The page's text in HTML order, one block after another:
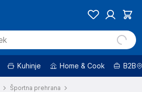
Kuhinje Home & Cook B2B
Športna prehrana